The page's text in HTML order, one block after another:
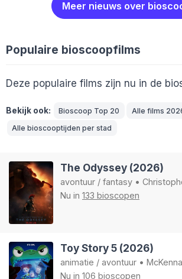
Meer nieuws over
Populaire bioscoopfilms
Deze populaire films zijn nu in de
Bekijk ook: Bioscoop Top 20
Alle films
Alle bioscooptijden per stad
The Odyssey (2026)
avontuur / fantasy •
Nu in 133 bioscopen
Toy Story 5 (2026)
animatie / avontuur •
Nu in 106 bioscopen